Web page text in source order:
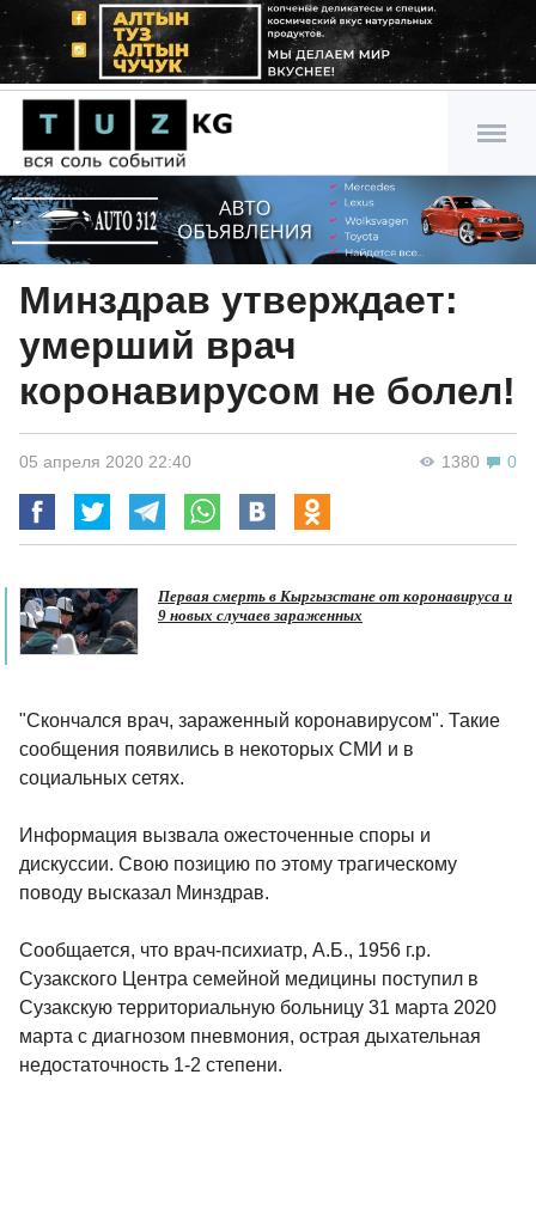
Минздрав утверждает:
умерший врач
коронавирусом не болел!
1380 0
05 апреля 2020 22:40
Первая смерть в Кыргызстане от коронавируса и
9 новых случаев зараженных
"Скончался врач, зараженный коронавирусом". Такие
сообщения появились в некоторых СМИ и в
социальных сетях.
Информация вызвала ожесточенные споры и
дискуссии. Свою позицию по этому трагическому
поводу высказал Минздрав.
Сообщается, что врач-психиатр, А.Б., 1956 г.р.
Сузакского Центра семейной медицины поступил в
Сузакскую территориальную больницу 31 марта 2020
марта с диагнозом пневмония, острая дыхательная
недостаточность 1-2 степени.